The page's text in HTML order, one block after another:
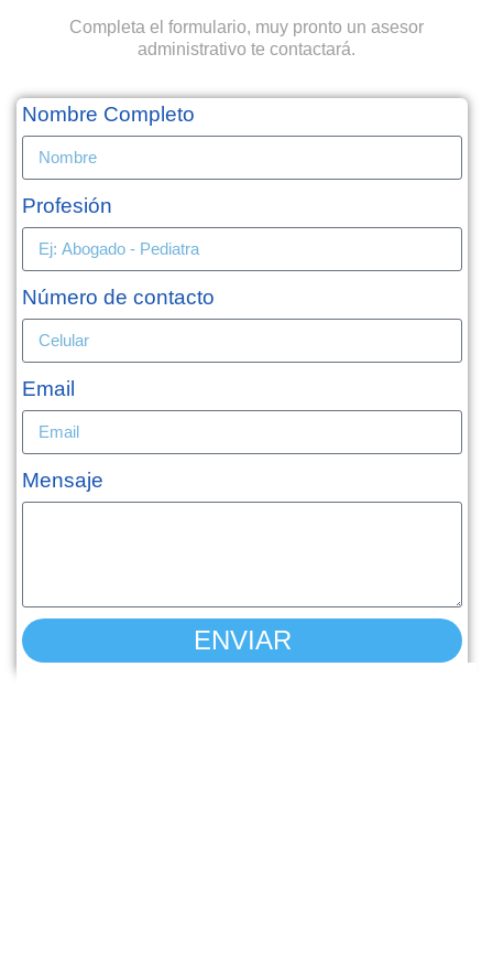
Completa el formulario, muy pronto un asesor
administrativo te contactará.
Nombre Completo
Profesión
Número de contacto
Email
Mensaje
ENVIAR